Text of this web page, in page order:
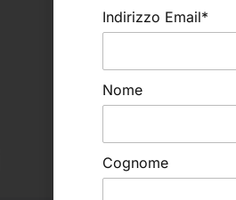
Indirizzo Email*
Nome
Cognome